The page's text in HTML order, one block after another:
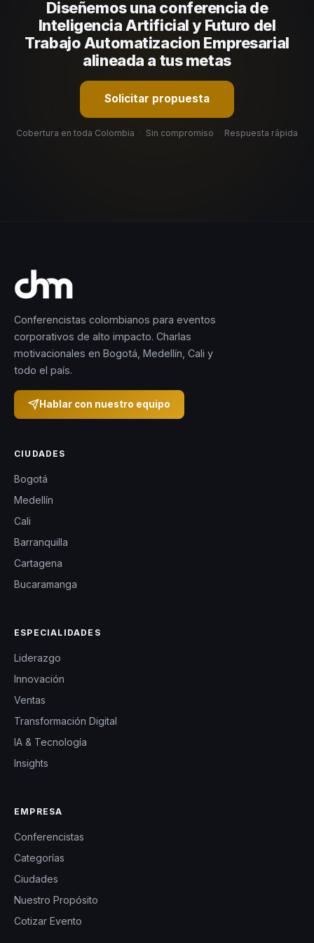
organizacional. En CHM Colombia te ayudamos con una
selección estratégica basada en estos criterios.
Diseñemos una conferencia de
Inteligencia Artificial y Futuro del
Trabajo Automatizacion Empresarial
alineada a tus metas
Solicitar propuesta
Cobertura en toda Colombia · Sin compromiso · Respuesta rápida
Conferencistas colombianos para eventos
corporativos de alto impacto. Charlas
motivacionales en Bogotá, Medellín, Cali y
todo el país.
Hablar con nuestro equipo
CIUDADES
Bogotá
Medellín
Cali
Barranquilla
Cartagena
Bucaramanga
ESPECIALIDADES
Liderazgo
Innovación
Ventas
Transformación Digital
IA & Tecnología
Insights
EMPRESA
Conferencistas
Categorías
Ciudades
Nuestro Propósito
Cotizar Evento